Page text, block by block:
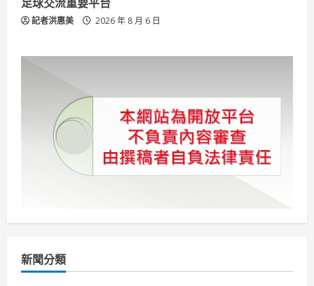
記者洪惠美 2026 年 8 月 6 日
新聞分類